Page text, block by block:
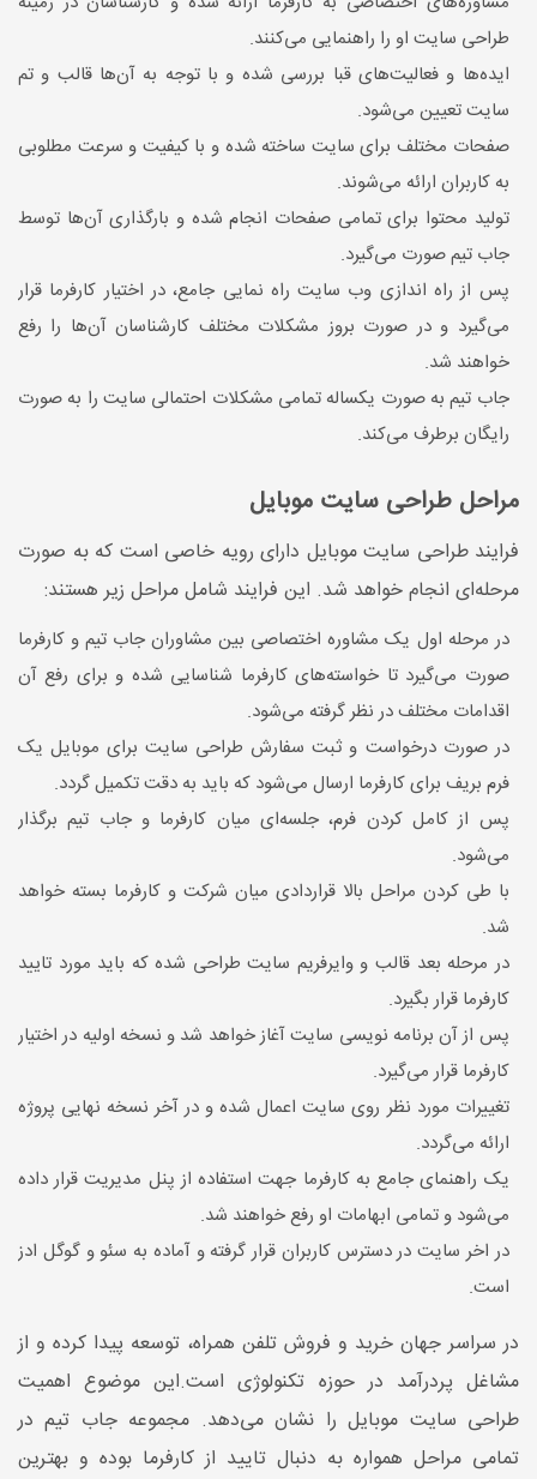
طراحی سایت او را راهنمایی می‌کنند.
ایده‌ها و فعالیت‌های قبا بررسی شده و با توجه به آن‌ها قالب و تم
سایت تعیین می‌شود.
صفحات مختلف برای سایت ساخته شده و با کیفیت و سرعت مطلوبی
به کاربران ارائه می‌شوند.
تولید محتوا برای تمامی صفحات انجام شده و بارگذاری آن‌ها توسط
جاب تیم صورت می‌گیرد.
پس از راه اندازی وب سایت راه نمایی جامع، در اختیار کارفرما قرار
می‌گیرد و در صورت بروز مشکلات مختلف کارشناسان آن‌ها را رفع
خواهند شد.
جاب تیم به صورت یکساله تمامی مشکلات احتمالی سایت را به صورت
رایگان برطرف می‌کند.
مراحل طراحی سایت موبایل
فرایند طراحی سایت موبایل دارای رویه خاصی است که به صورت
مرحله‌ای انجام خواهد شد. این فرایند شامل مراحل زیر هستند:
در مرحله اول یک مشاوره اختصاصی بین مشاوران جاب تیم و کارفرما
صورت می‌گیرد تا خواسته‌های کارفرما شناسایی شده و برای رفع آن
اقدامات مختلف در نظر گرفته می‌شود.
در صورت درخواست و ثبت سفارش طراحی سایت برای موبایل یک
فرم بریف برای کارفرما ارسال می‌شود که باید به دقت تکمیل گردد.
پس از کامل کردن فرم، جلسه‌ای میان کارفرما و جاب تیم برگذار
می‌شود.
با طی کردن مراحل بالا قراردادی میان شرکت و کارفرما بسته خواهد
شد.
در مرحله بعد قالب و وایرفریم سایت طراحی شده که باید مورد تایید
کارفرما قرار بگیرد.
پس از آن برنامه نویسی سایت آغاز خواهد شد و نسخه اولیه در اختیار
کارفرما قرار می‌گیرد.
تغییرات مورد نظر روی سایت اعمال شده و در آخر نسخه نهایی پروژه
ارائه می‌گردد.
یک راهنمای جامع به کارفرما جهت استفاده از پنل مدیریت قرار داده
می‌شود و تمامی ابهامات او رفع خواهند شد.
در اخر سایت در دسترس کاربران قرار گرفته و آماده به سئو و گوگل ادز
است.
در سراسر جهان خرید و فروش تلفن همراه، توسعه پیدا کرده و از
مشاغل پردرآمد در حوزه تکنولوژی است.این موضوع اهمیت
طراحی سایت موبایل را نشان می‌دهد. مجموعه جاب تیم در
تمامی مراحل همواره به دنبال تایید از کارفرما بوده و بهترین